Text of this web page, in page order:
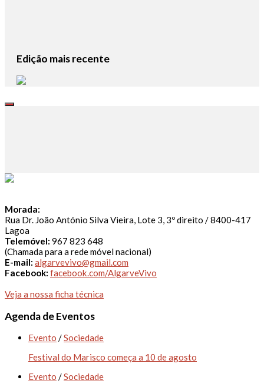
Edição mais recente
Morada:
Rua Dr. João António Silva Vieira, Lote 3, 3º direito / 8400-417
Lagoa
Telemóvel: 967 823 648
(Chamada para a rede móvel nacional)
E-mail: algarvevivo@gmail.com
Facebook: facebook.com/AlgarveVivo
Veja a nossa ficha técnica
Agenda de Eventos
Evento /Sociedade
Festival do Marisco começa a 10 de agosto
Evento /Sociedade